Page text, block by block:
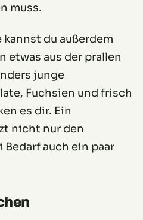
muss.
du außerdem
etwas aus der prallen
junge
Fuchsien und frisch
es dir. Ein
nicht nur den
auch ein paar